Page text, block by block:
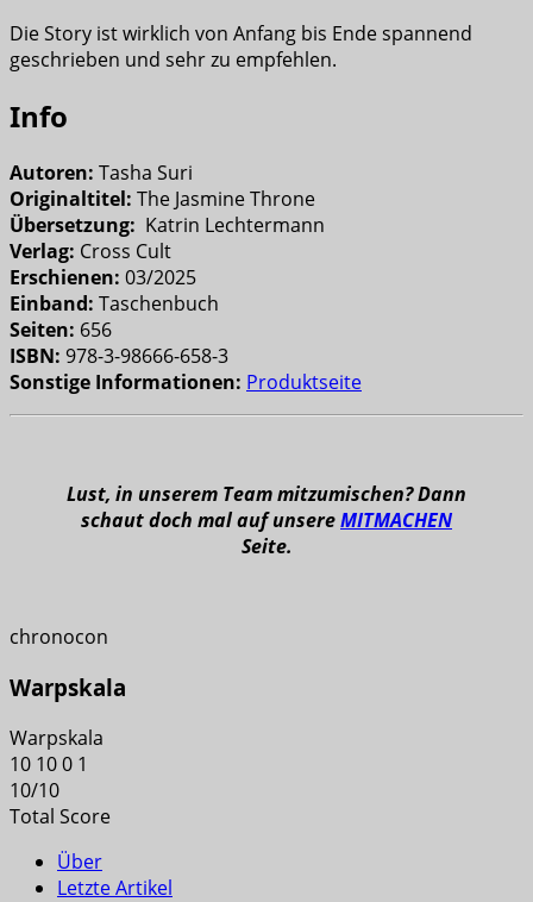
Die Story ist wirklich von Anfang bis Ende spannend
geschrieben und sehr zu empfehlen.
Info
Autoren: Tasha Suri
Originaltitel: The Jasmine Throne
Übersetzung: Katrin Lechtermann
Verlag: Cross Cult
Erschienen: 03/2025
Einband: Taschenbuch
Seiten: 656
ISBN: 978-3-98666-658-3
Sonstige Informationen: Produktseite
Lust, in unserem Team mitzumischen? Dann
schaut doch mal auf unsereMITMACHEN
Seite.
chronocon
Warpskala
Warpskala
10 100 1
10/10
Total Score
Über
Letzte Artikel